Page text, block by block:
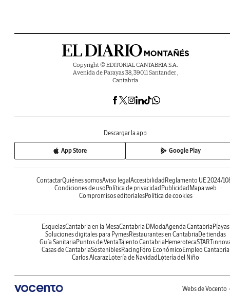
Copyright © EDITORIAL CANTABRIA S.A.
Avenida de Parayas 38, 39011 Santander ,
Cantabria
Descargar la app
App Store Google Play
ContactarQuiénes somosAviso legalAccesibilidadReglamento UE 2024/
Condiciones de usoPolítica de privacidadPublicidadMapa web
Compromisos editorialesPolítica de cookies
EsquelasCantabria en la MesaCantabria DModaAgenda CantabriaPlayas
Soluciones digitales para PymesRestaurantes en CantabriaDe tiendas
Guía SanitariaPuntos de VentaTalento CantabriaHemeroteca
Casas de CantabriaSosteniblesRacingForo EconómicoEmpleo Cantabria
Carlos AlcarazLotería de NavidadLotería del Niño
Webs de Vocento